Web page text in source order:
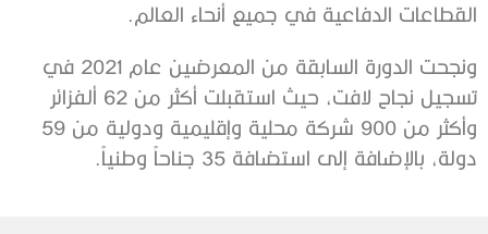
القطاعات الدفاعية في جميع أنحاء العالم
ونجحت الدورة السابقة من المعرضين عام
في
تسجيل نجاح لافت، حيث استقبلت أكثر من ألفزائر
وأكثر من شركة محلية وإقليمية ودولية من
دولة، بالإضافة إلى استضافة جناحاً وطنياً